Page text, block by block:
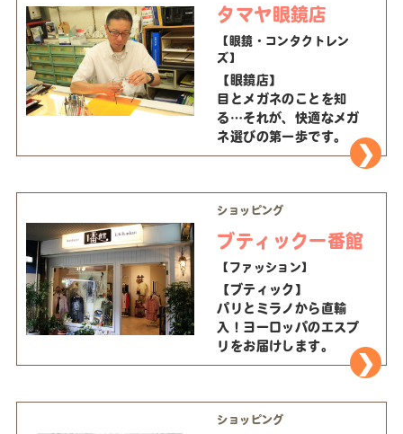
タマヤ眼鏡店
【眼鏡・コンタクトレン
ズ】
【眼鏡店】
目とメガネのことを知
る…それが、快適なメガ
ネ選びの第一歩です。
ショッピング
ブティック一番館
【ファッション】
【ブティック】
パリとミラノから直輸
入！ヨーロッパのエスプ
リをお届けします。
ショッピング